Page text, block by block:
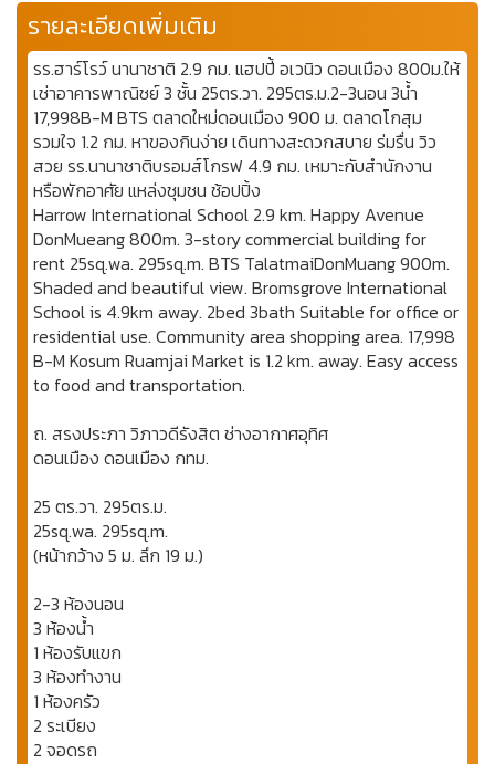
รายละเอียดเพิ่มเติม
รร.ฮาร์โรว์ นานาชาติ 2.9 กม. แฮปปี้ อเวนิว ดอนเมือง 800ม.ให้
เช่าอาคารพาณิชย์ 3 ชั้น 25ตร.วา. 295ตร.ม.2-3นอน 3น้ำ
17,998B-M BTS ตลาดใหม่ดอนเมือง 900 ม. ตลาดโกสุม
รวมใจ 1.2 กม. หาของกินง่าย เดินทางสะดวกสบาย ร่มรื่น วิว
สวย รร.นานาชาติบรอมส์โกรฟ 4.9 กม. เหมาะกับสำนักงาน
หรือพักอาศัย แหล่งชุมชน ช้อปปิ้ง
Harrow International School 2.9 km. Happy Avenue
DonMueang 800m. 3-story commercial building for
rent 25sq.wa. 295sq.m. BTS TalatmaiDonMuang 900m.
Shaded and beautiful view. Bromsgrove International
School is 4.9km away. 2bed 3bath Suitable for office or
residential use. Community area shopping area. 17,998
B-M Kosum Ruamjai Market is 1.2 km. away. Easy access
to food and transportation.
ถ. สรงประภา วิภาวดีรังสิต ช่างอากาศอุทิศ
ดอนเมือง ดอนเมือง กทม.
25 ตร.วา. 295ตร.ม.
25sq.wa. 295sq.m.
(หน้ากว้าง 5 ม. ลึก 19 ม.)
2-3 ห้องนอน
3 ห้องน้ำ
1 ห้องรับแขก
3 ห้องทำงาน
1 ห้องครัว
2 ระเบียง
2 จอดรถ